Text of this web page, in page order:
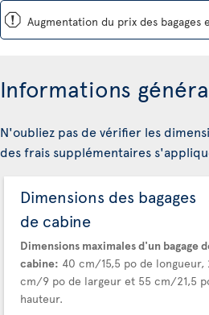
ü Augmentation du prix des
Informations
N'oubliez pas de vérifier les
des frais supplémentaires
Dimensions des bagages
de cabine
Dimensions maximales d'un bagage
cabine: 40 cm/15,5 po de longueur,
cm/9 po de largeur et 55 cm/21,5
hauteur.